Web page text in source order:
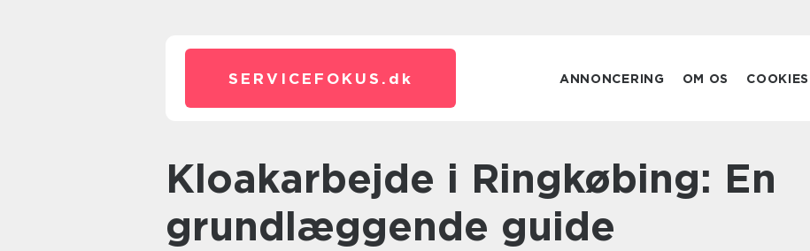
SERVICEFOKUS. dk ANNONCERING OM OS COOKIES
Kloakarbejde i Ringkøbing: En
grundlæggende guide